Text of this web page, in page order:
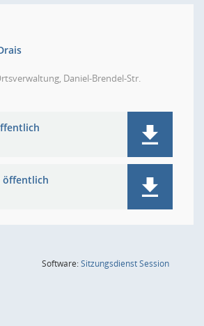
Daniel-Brendel-Str.
öffentlich
Software:SitzungsdienstSession(Wird in